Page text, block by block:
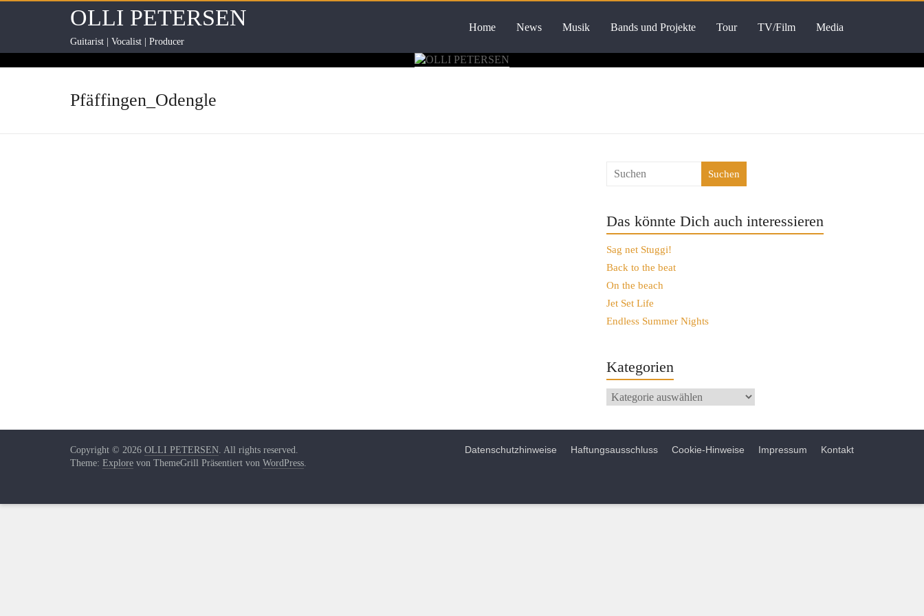
OLLI PETERSEN
Guitarist | Vocalist | Producer
Home News Musik Bands und Projekte Tour TV/Film Media
Pfäffingen_Odengle
Suchen
Das könnte Dich auch interessieren
Sag net Stuggi!
Back to the beat
On the beach
Jet Set Life
Endless Summer Nights
Kategorien
Copyright © 2026 OLLI PETERSEN. All rights reserved.
Theme: Explore von ThemeGrill Präsentiert von WordPress.
Datenschutzhinweise Haftungsausschluss Cookie-Hinweise Impressum Kontakt